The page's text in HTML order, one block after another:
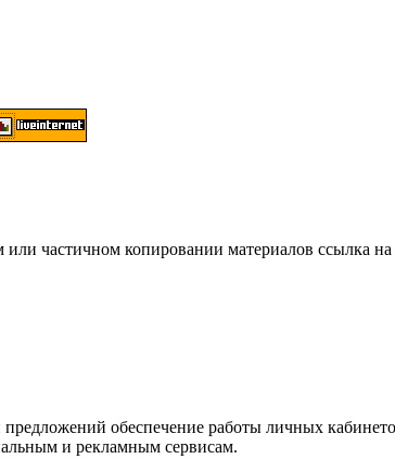
копировании материалов ссылка на
обеспечение работы личных
и рекламным сервисам.